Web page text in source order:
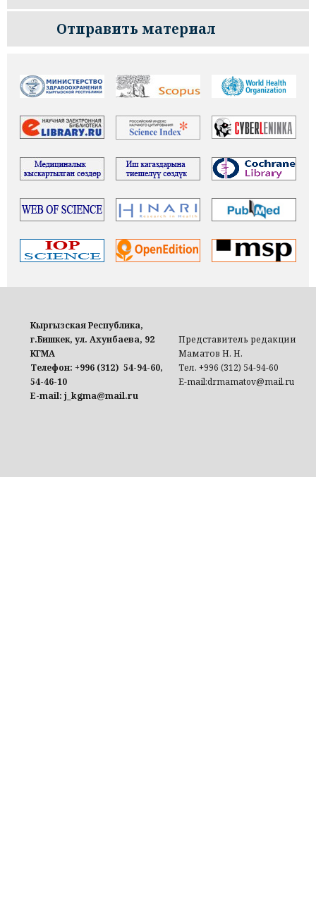
Отправить материал
Кыргызская Республика,
г.Бишкек, ул. Ахунбаева, 92
КГМА
Телефон: +996 (312) 54-94-60,
54-46-10
E-mail: j_kgma@mail.ru
Представитель редакции
Маматов Н. Н.
Тел. +996 (312) 54-94-60
E-mail:drmamatov@mail.ru